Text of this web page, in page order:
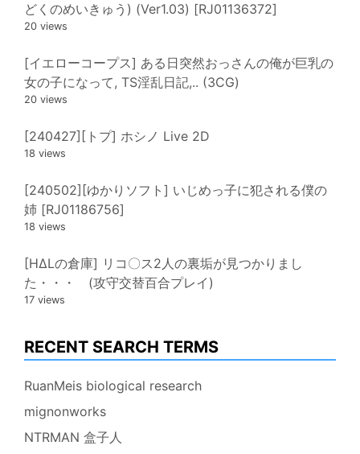
どくのめいきゅう) (Ver1.03) [RJ01136372]
20 views
[イエローコープス] ある日突然おっさんの俺が巨乳の
女の子になって, TS淫乱日記,.. (3CG)
20 views
[240427][トプ] ホシノ Live 2D
18 views
[240502][ゆかりソフト] いじめっ子に犯される僕の
姉 [RJ01186756]
18 views
[HΔLの倉庫] リコ〇ス2人の裏垢が見つかりまし
た・・・ (攻守交替百合プレイ)
17 views
RECENT SEARCH TERMS
RuanMeis biological research
mignonworks
NTRMAN 盒子人